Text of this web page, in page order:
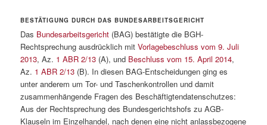
BESTÄTIGUNG DURCH DAS BUNDESARBEITSGERICHT
Das Bundesarbeitsgericht (BAG) bestätigte die BGH-
Rechtsprechung ausdrücklich mitVorlagebeschluss vom 9. Juli
2013, Az. 1 ABR 2/13 (A), und Beschluss vom 15. April 2014,
Az. 1 ABR 2/13 (B). In diesen BAG-Entscheidungen ging es
unter anderem um Tor- und Taschenkontrollen und damit
zusammenhängende Fragen des Beschäftigtendatenschutzes:
Aus der Rechtsprechung des Bundesgerichtshofs zu AGB-
Klauseln im Einzelhandel, nach denen eine nicht anlassbezogene